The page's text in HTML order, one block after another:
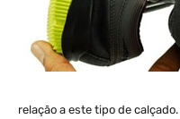
relação a este tipo de calçado.